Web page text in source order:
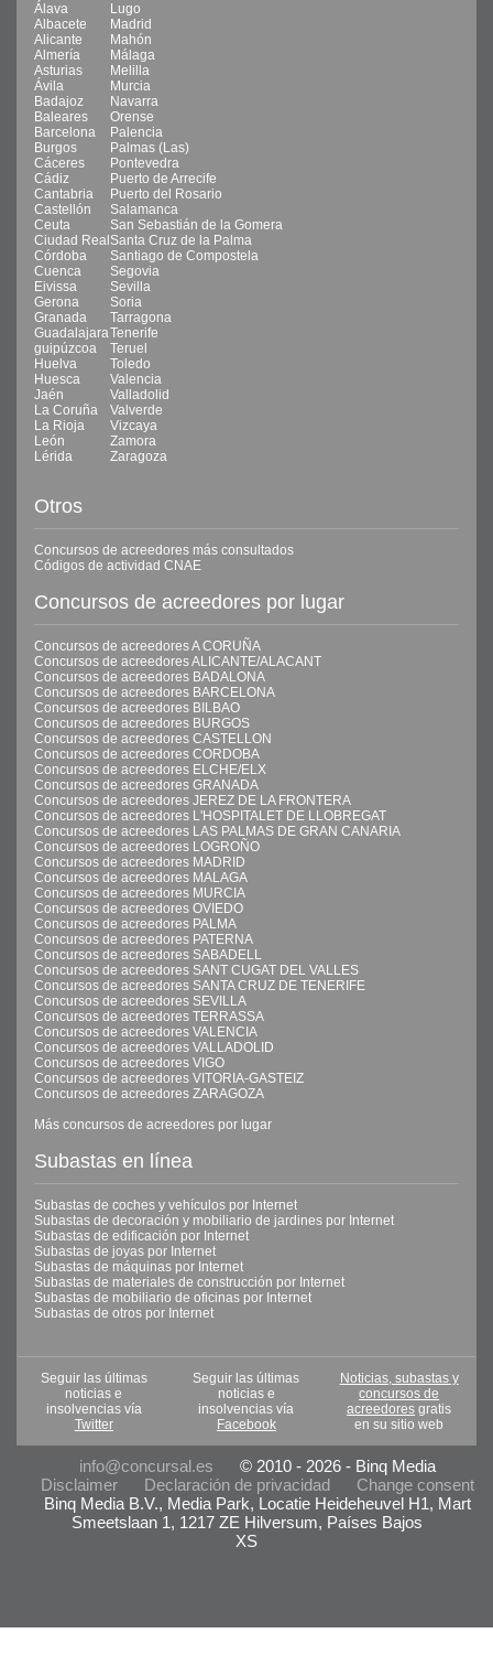
Álava
Lugo
Albacete
Madrid
Alicante
Mahón
Almería
Málaga
Asturias
Melilla
Ávila
Murcia
Badajoz
Navarra
Baleares
Orense
Barcelona
Palencia
Burgos
Palmas (Las)
Cáceres
Pontevedra
Cádiz
Puerto de Arrecife
Cantabria
Puerto del Rosario
Castellón
Salamanca
Ceuta
San Sebastián de la Gomera
Ciudad Real Santa Cruz de la Palma
Córdoba
Santiago de Compostela
Cuenca
Segovia
Eivissa
Sevilla
Gerona
Soria
Granada
Tarragona
GuadalajaraTenerife
guipúzcoa
Teruel
Huelva
Toledo
Huesca
Valencia
Jaén
Valladolid
La Coruña
Valverde
La Rioja
Vizcaya
León
Zamora
Lérida
Zaragoza
Otros
Concursos de acreedores más consultados
Códigos de actividad CNAE
Concursos de acreedores por lugar
Concursos de acreedores A CORUÑA
Concursos de acreedores ALICANTE/ALACANT
Concursos de acreedores BADALONA
Concursos de acreedores BARCELONA
Concursos de acreedores BILBAO
Concursos de acreedores BURGOS
Concursos de acreedores CASTELLON
Concursos de acreedores CORDOBA
Concursos de acreedores ELCHE/ELX
Concursos de acreedores GRANADA
Concursos de acreedores JEREZ DE LA FRONTERA
Concursos de acreedores L'HOSPITALET DE LLOBREGAT
Concursos de acreedores LAS PALMAS DE GRAN CANARIA
Concursos de acreedores LOGROÑO
Concursos de acreedores MADRID
Concursos de acreedores MALAGA
Concursos de acreedores MURCIA
Concursos de acreedores OVIEDO
Concursos de acreedores PALMA
Concursos de acreedores PATERNA
Concursos de acreedores SABADELL
Concursos de acreedores SANT CUGAT DEL VALLES
Concursos de acreedores SANTA CRUZ DE TENERIFE
Concursos de acreedores SEVILLA
Concursos de acreedores TERRASSA
Concursos de acreedores VALENCIA
Concursos de acreedores VALLADOLID
Concursos de acreedores VIGO
Concursos de acreedores VITORIA-GASTEIZ
Concursos de acreedores ZARAGOZA
Más concursos de acreedores por lugar
Subastas en línea
Subastas de coches y vehículos por Internet
Subastas de decoración y mobiliario de jardines por Internet
Subastas de edificación por Internet
Subastas de joyas por Internet
Subastas de máquinas por Internet
Subastas de materiales de construcción por Internet
Subastas de mobiliario de oficinas por Internet
Subastas de otros por Internet
Seguir las últimas
noticias e
insolvencias vía
Twitter
Seguir las últimas
noticias e
insolvencias vía
Facebook
Noticias, subastas y
concursos de
acreedores gratis
en su sitio web
info@concursal.es
© 2010 - 2026 - Binq Media
Disclaimer
Declaración de privacidad
Change consent
Binq Media B.V., Media Park, Locatie Heideheuvel H1, Mart
Smeetslaan 1, 1217 ZE Hilversum, Países Bajos
XS